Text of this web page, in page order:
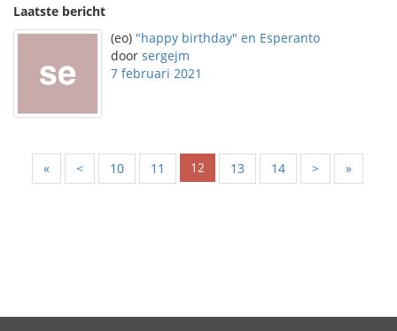
Laatste bericht
(eo) "happy birthday" en Esperanto
door sergejm
7 februari 2021
« < 10 11 12 13 14 > »